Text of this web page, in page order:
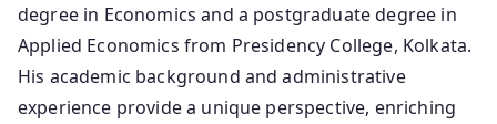
degree in Economics and a postgraduate degree in
Applied Economics from Presidency College, Kolkata.
His academic background and administrative
experience provide a unique perspective, enriching